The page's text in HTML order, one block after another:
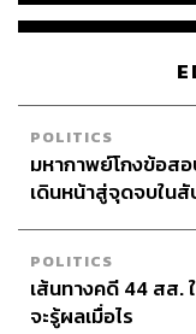
POLITICS
มหากาพย์โกงข้อส
เดินหน้าสู่จุดจบใน
POLITICS
เส้นทางคดี 44 สส.
จะรู้ผลเมื่อไร